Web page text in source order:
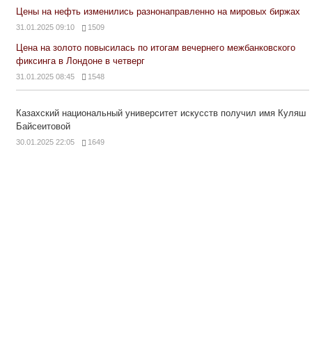
Цены на нефть изменились разнонаправленно на мировых биржах
31.01.2025 09:10 1509
Цена на золото повысилась по итогам вечернего межбанковского
фиксинга в Лондоне в четверг
31.01.2025 08:45 1548
Казахский национальный университет искусств получил имя Куляш
Байсеитовой
30.01.2025 22:05 1649